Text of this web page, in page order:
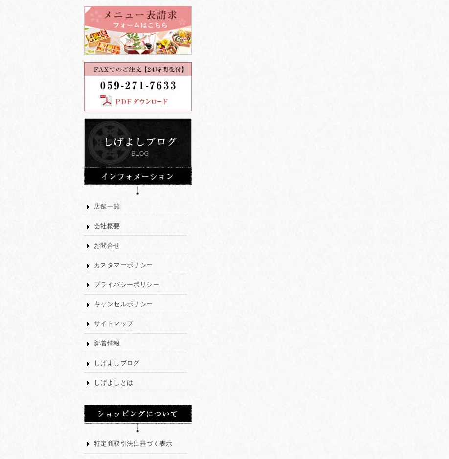
店舗一覧
会社概要
お問合せ
カスタマーポリシー
プライバシーポリシー
キャンセルポリシー
サイトマップ
新着情報
しげよしブログ
しげよしとは
特定商取引法に基づく表示